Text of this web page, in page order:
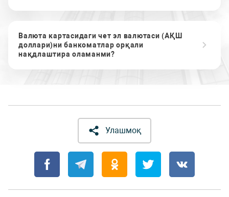
Валюта картасидаги чет эл валютаси (АҚШ
доллари)ни банкоматлар орқали
нақдлаштира оламанми?
Улашмоқ